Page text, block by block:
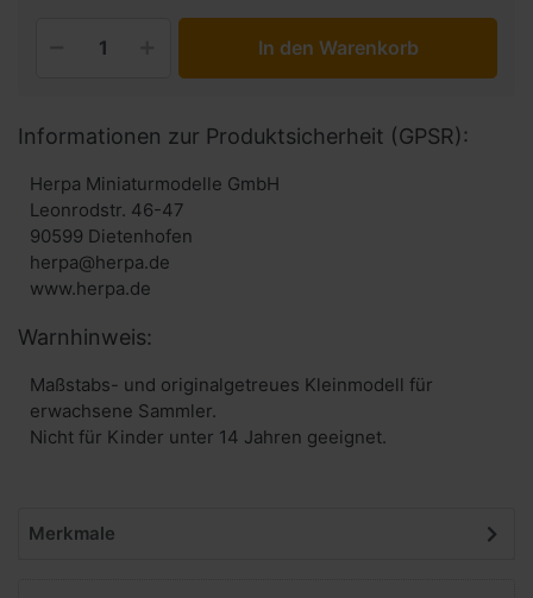
In den Warenkorb
Informationen zur Produktsicherheit (GPSR):
Herpa Miniaturmodelle GmbH
Leonrodstr. 46-47
90599 Dietenhofen
herpa@herpa.de
www.herpa.de
Warnhinweis:
Maßstabs- und originalgetreues Kleinmodell für
erwachsene Sammler.
Nicht für Kinder unter 14 Jahren geeignet.
Merkmale